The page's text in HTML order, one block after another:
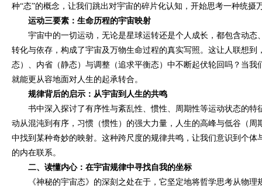
种“态”的概念，让我们跳出对宇宙的碎片化认知，开始思考一种统摄
运动三要素：生命历程的宇宙映射
宇宙中的一切运动，无论是星球运转还是个人成长，都包含动态
转化与依存，构成了宇宙及万物生命过程的真实写照。这让人联想到
态）、内省（静态）与调整（追求平衡态）中不断起伏轮回吗？当我
就能更从容地面对人生的起承转合。
规律背后的启示：从宇宙到人生的共鸣
书中深入探讨了有序性与紊乱性、惯性、周期性等运动状态的
动从混沌到有序，习惯（惯性）的强大力量，人生的高峰与低谷（
中找到某种奇妙的映射。这种跨尺度的规律共鸣，让我们意识到个体
的内在联系。
二、读懂内心：在宇宙规律中寻找自我的坐标
《神秘的宇宙态》的深刻之处在于，它坚定地将哲学思考从物